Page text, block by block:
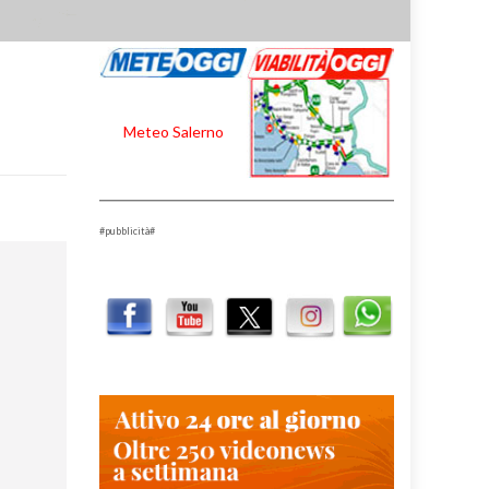
Meteo Salerno
#pubblicità#